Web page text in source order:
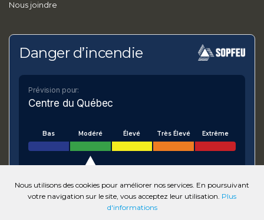
Nous joindre
Danger d’incendie
Prévision pour:
Centre du Québec
Bas Modéré Élevé Très Élevé Extrême
VOIR SUR LA CARTE
Nous utilisons des cookies pour améliorer nos services. En poursuivant
votre navigation sur le site, vous acceptez leur utilisation. Plus
d'informations